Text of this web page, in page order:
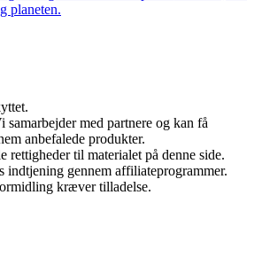
planeten.
med partnere og kan få
anbefalede produkter.
til materialet på denne side.
indtjening gennem affiliateprogrammer.
kræver tilladelse.